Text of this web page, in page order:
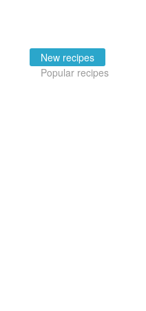
New recipes
Popular recipes